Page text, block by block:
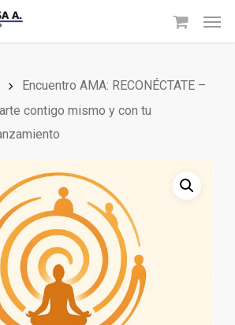
Encuentro AMA: RECONÉCTATE –
contigo mismo y con tu